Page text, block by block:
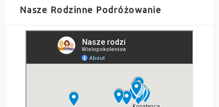
Nasze Rodzinne Podróżowanie